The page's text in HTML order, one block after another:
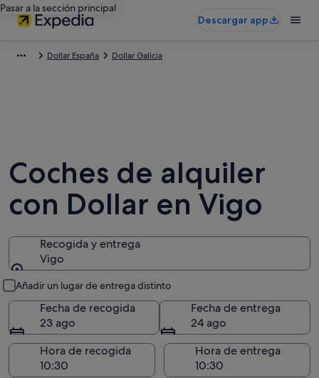
Pasar a la sección principal
Descargar app
Dollar España Dollar Galicia
Coches de alquiler
con Dollar en Vigo
Recogida y entrega
Vigo
Añadir un lugar de entrega distinto
Fecha de recogida
23 ago
Fecha de entrega
24 ago
Hora de recogida
Hora de entrega